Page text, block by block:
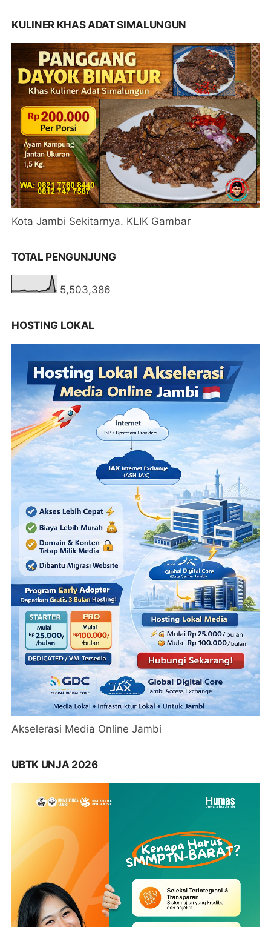
KULINER KHAS ADAT SIMALUNGUN
Kota Jambi Sekitarnya. KLIK Gambar
TOTAL PENGUNJUNG
5,503,386
HOSTING LOKAL
Akselerasi Media Online Jambi
UBTK UNJA 2026